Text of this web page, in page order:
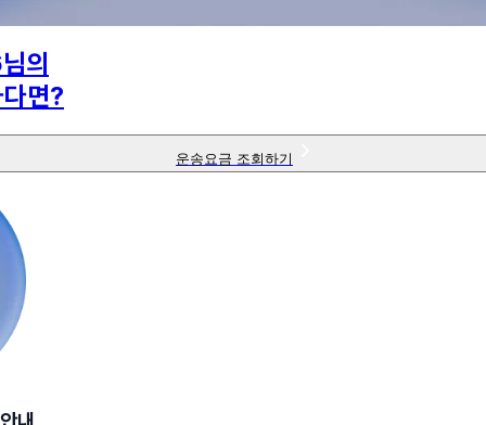
님의
면?
운송요금 조회하기